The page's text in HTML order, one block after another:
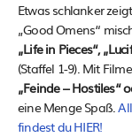
Etwas schlanker
„Good Omens“
„Life in Pieces“,
(Staffel 1-9). Mit
„Feinde – Hostiles“
eine Menge Spaß.
findest du HIER!